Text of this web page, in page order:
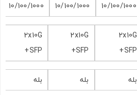
10/100/1000
10/100/1000
10/100/1000
2x10G
SFP+
2x10G
SFP+
2x10G
SFP+
بله بله بله